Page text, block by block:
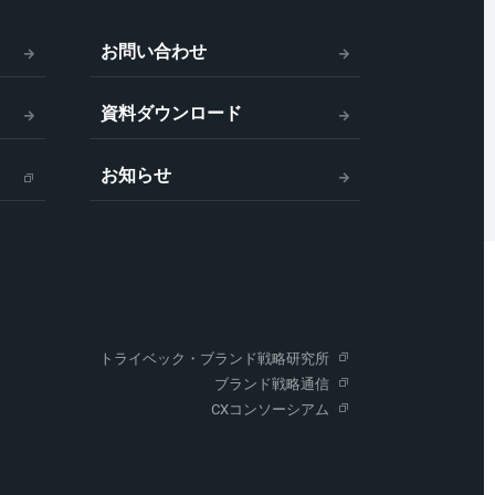
お問い合わせ
資料ダウンロード
お知らせ
トライベック・ブランド戦略研究所
ブランド戦略通信
CXコンソーシアム